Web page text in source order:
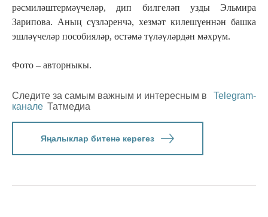
рәсмиләштермәүчеләр, дип билгеләп узды Эльмира
Зарипова. Аның сүзләренчә, хезмәт килешүеннән башка
эшләүчеләр пособияләр, өстәмә түләүләрдән мәхрүм.
Фото – авторныкы.
Следите за самым важным и интересным в
Telegram-
канале Татмедиа
Яңалыклар битенә керегез